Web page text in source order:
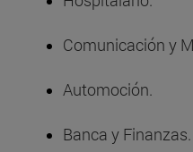
Comunicación y
Automoción.
Banca y Finanzas.